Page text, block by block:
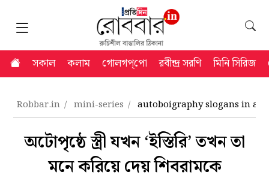
সকাল কলাম গোলগপ্‌পো রবীন্দ্র সরণি মিনি সিরিজ
Robbar.in mini-series autoboigraphy slogans in
অটোপৃষ্ঠে স্ত্রী যখন ‘ইস্তিরি’ তখন তা
মনে করিয়ে দেয় শিবরামকে